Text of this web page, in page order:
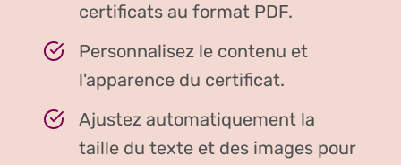
certificats au format PDF.
Personnalisez le contenu et
l'apparence du certificat.
Ajustez automatiquement la
taille du texte et des images pour